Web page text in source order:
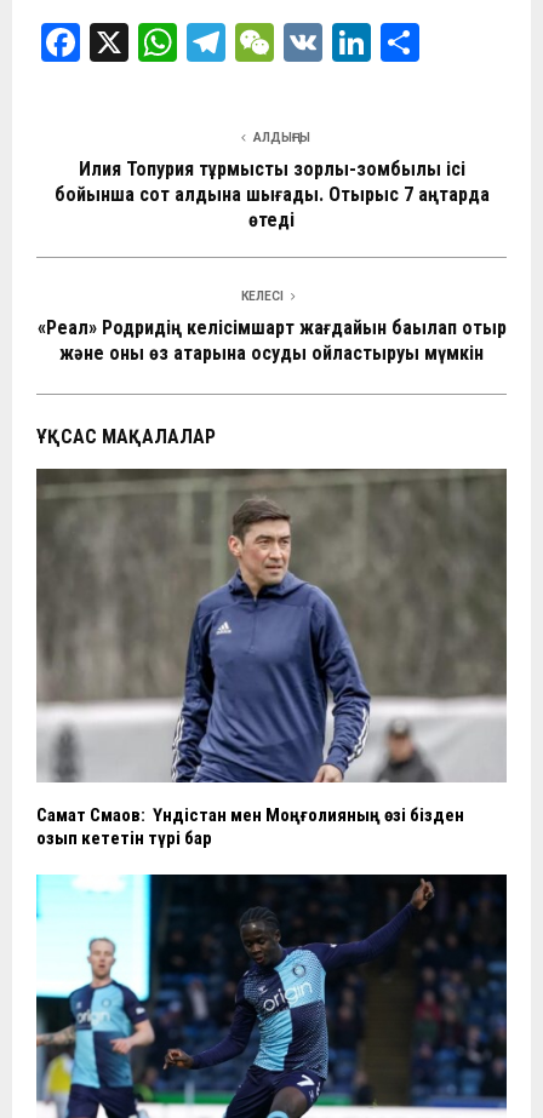
F
b
o
X
W
s
A
T
gr
a
m
W
C
h
at
V
Li
dI
n
р
а
ть
АЛДЫҢҒЫ
Илия Топурия тұрмыстық зорлық-зомбылық ісі
бойынша сот алдына шығады. Отырыс 7 қаңтарда
өтеді
КЕЛЕСІ
«Реал» Родридің келісімшарт жағдайын бақылап отыр
және оны өз қатарына қосуды ойластыруы мүмкін
ҰҚСАС МАҚАЛАЛАР
Самат Смақов: Үндістан мен Моңғолияның өзі бізден
озып кететін түрі бар